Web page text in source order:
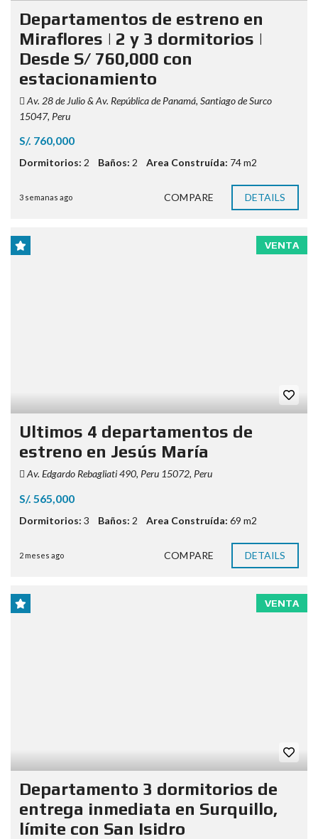
Departamentos de estreno en
Miraflores | 2 y 3 dormitorios |
Desde S/ 760,000 con
estacionamiento
Av. 28 de Julio & Av. República de Panamá, Santiago de Surco
15047, Peru
S/. 760,000
Dormitorios: 2 Baños: 2 Area Construída: 74 m2
3 semanas ago COMPARE DETAILS
VENTA
Ultimos 4 departamentos de
estreno en Jesús María
Av. Edgardo Rebagliati 490, Peru 15072, Peru
S/. 565,000
Dormitorios: 3 Baños: 2 Area Construída: 69 m2
2 meses ago COMPARE DETAILS
VENTA
Departamento 3 dormitorios de
entrega inmediata en Surquillo,
límite con San Isidro